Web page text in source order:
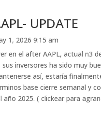
UPDATE
1, 2026 9:15 am
en el after AAPL, actual n3
sus inversores ha sido muy
así, estaría
base cierre semanal y
año 2025. ( clickear para